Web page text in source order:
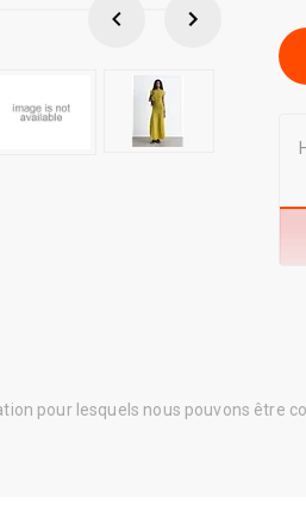
pour lesquels nous pouvons être